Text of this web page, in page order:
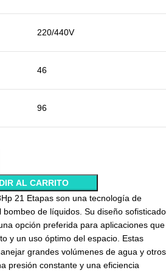
220/440V
46
96
AL CARRITO
21 Etapas son una tecnología de
de líquidos. Su diseño sofisticado
opción preferida para aplicaciones que
y un uso óptimo del espacio. Estas
grandes volúmenes de agua y otros
presión constante y una eficiencia